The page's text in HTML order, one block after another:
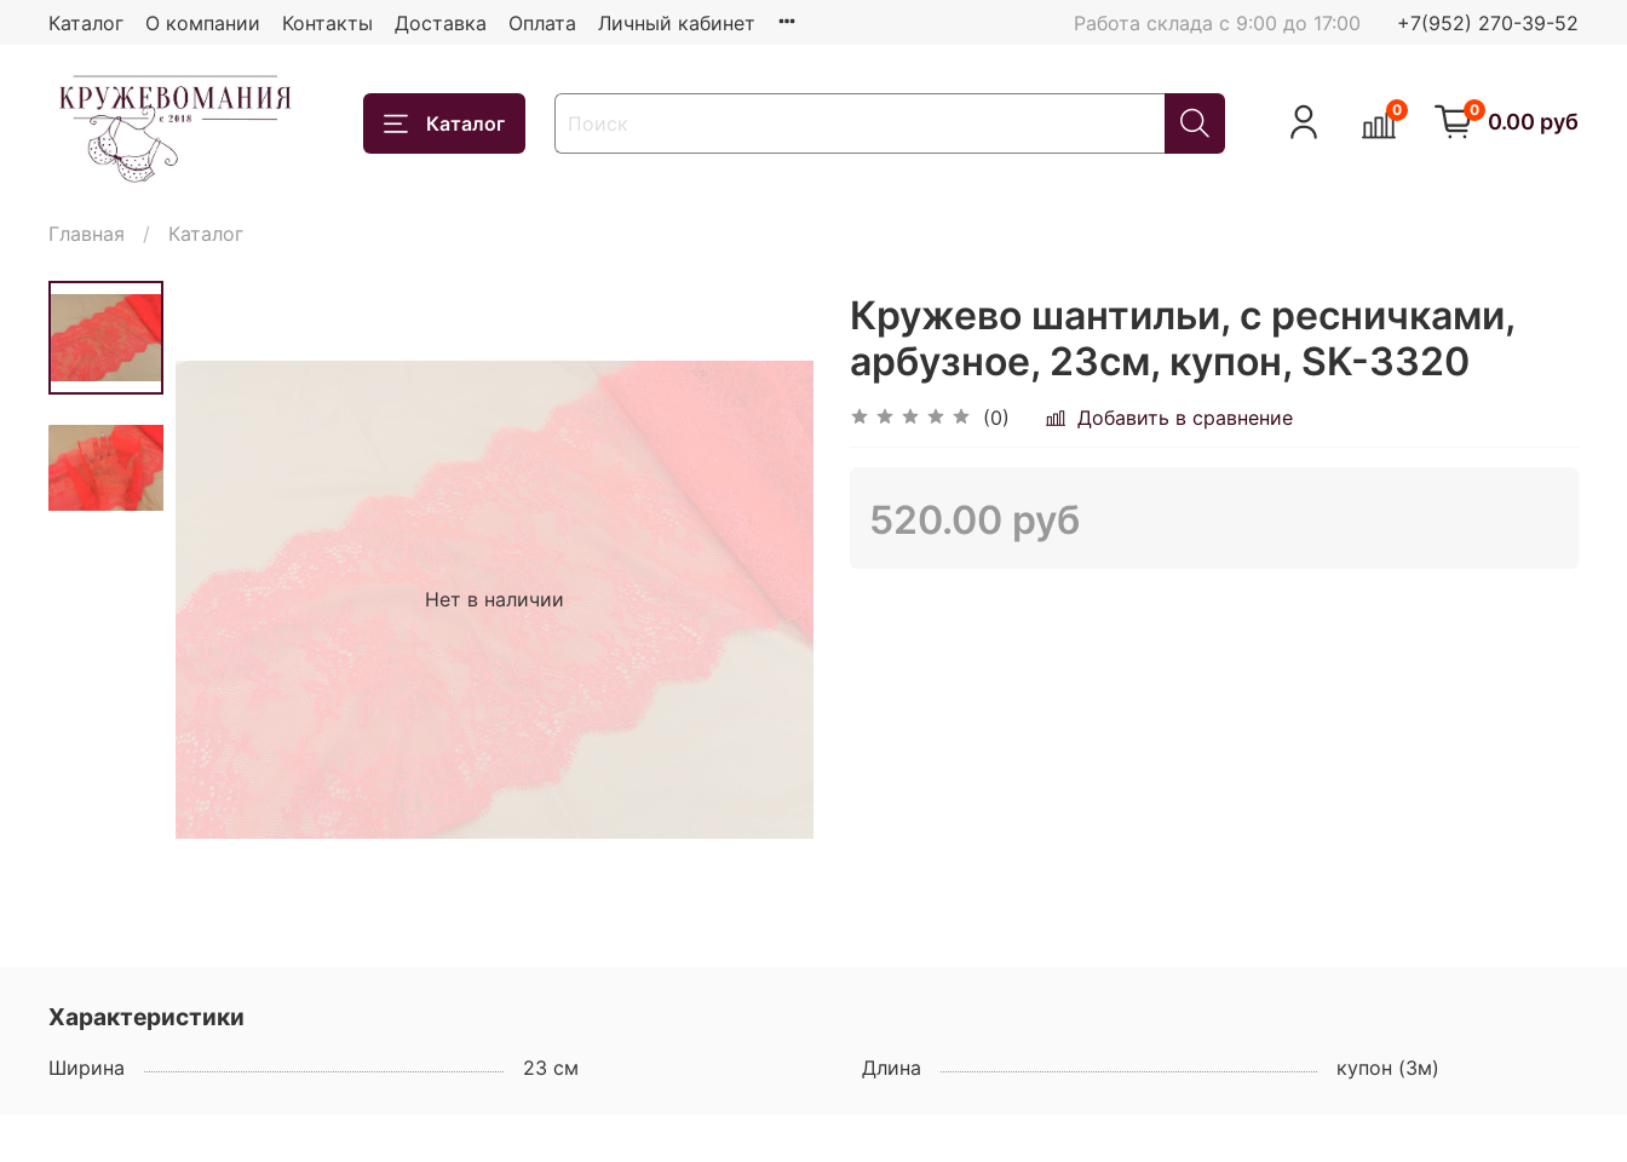
Каталог О компании Контакты Доставка Оплата Личный кабинет Работа склада с 9:00 до 17:00 +7(952) 270-39-52
Каталог
0 0 0.00 руб
Главная Каталог
Нет в наличии
Кружево шантильи, с ресничками,
арбузное, 23см, купон, SK-3320
(0) Добавить в сравнение
520.00 руб
Характеристики
Ширина 23 см Длина купон (3м)